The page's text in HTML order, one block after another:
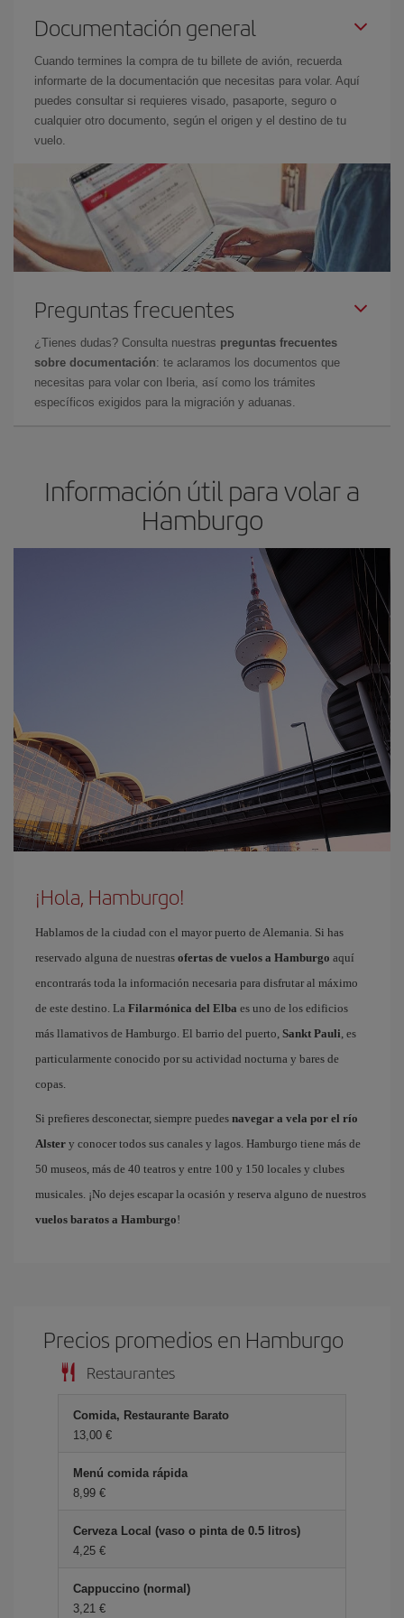
Documentación general
Cuando termines la compra de tu billete de avión, recuerda
informarte de la documentación que necesitas para volar. Aquí
puedes consultar si requieres visado, pasaporte, seguro o
cualquier otro documento, según el origen y el destino de tu
vuelo.
Preguntas frecuentes
¿Tienes dudas? Consulta nuestras preguntas frecuentes
sobre documentación: te aclaramos los documentos que
necesitas para volar con Iberia, así como los trámites
específicos exigidos para la migración y aduanas.
Información útil para volar a
Hamburgo
¡Hola, Hamburgo!
Hablamos de la ciudad con el mayor puerto de Alemania. Si has
reservado alguna de nuestras ofertas de vuelos a Hamburgo aquí
encontrarás toda la información necesaria para disfrutar al máximo
de este destino. La Filarmónica del Elba es uno de los edificios
más llamativos de Hamburgo. El barrio del puerto, Sankt Pauli, es
particularmente conocido por su actividad nocturna y bares de
copas.
Si prefieres desconectar, siempre puedes navegar a vela por el río
Alster y conocer todos sus canales y lagos. Hamburgo tiene más de
50 museos, más de 40 teatros y entre 100 y 150 locales y clubes
musicales. ¡No dejes escapar la ocasión y reserva alguno de nuestros
vuelos baratos a Hamburgo!
Precios promedios en Hamburgo
Restaurantes
Comida, Restaurante Barato
13,00 €
Menú comida rápida
8,99 €
Cerveza Local (vaso o pinta de 0.5 litros)
4,25 €
Cappuccino (normal)
3,21 €